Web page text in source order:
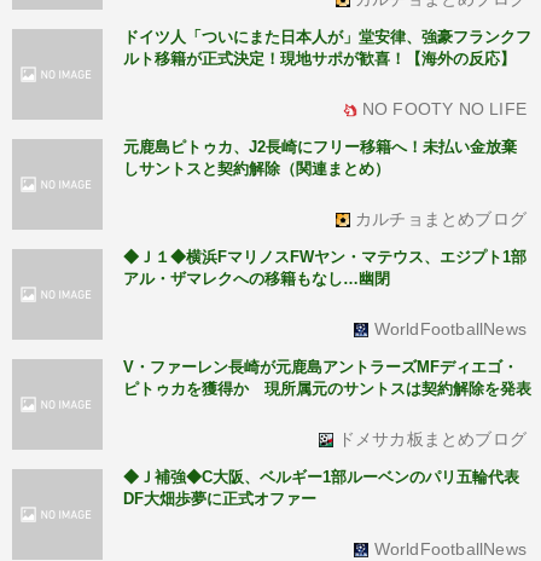
ドイツ人「ついにまた日本人が」堂安律、強豪フランクフ
ルト移籍が正式決定！現地サポが歓喜！【海外の反応】
NO FOOTY NO LIFE
元鹿島ピトゥカ、J2長崎にフリー移籍へ！未払い金放棄
しサントスと契約解除（関連まとめ）
カルチョまとめブログ
◆Ｊ１◆横浜FマリノスFWヤン・マテウス、エジプト1部
アル・ザマレクへの移籍もなし…幽閉
WorldFootballNews
V・ファーレン長崎が元鹿島アントラーズMFディエゴ・
ピトゥカを獲得か 現所属元のサントスは契約解除を発表
ドメサカ板まとめブログ
◆Ｊ補強◆C大阪、ベルギー1部ルーベンのパリ五輪代表
DF大畑歩夢に正式オファー
WorldFootballNews